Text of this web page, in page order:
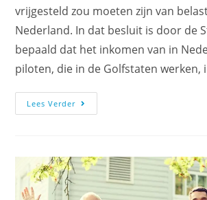
vrijgesteld zou moeten zijn van
Nederland. In dat besluit is door de
bepaald dat het inkomen van in
piloten, die in de Golfstaten werken,
Lees Verder